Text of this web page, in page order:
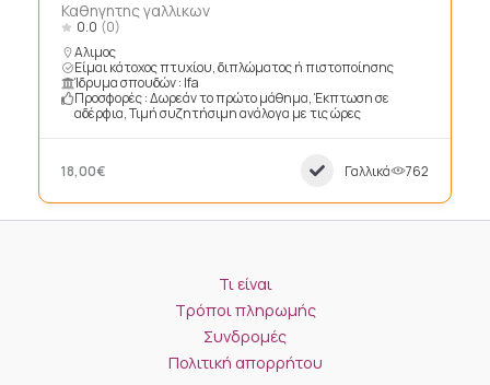
Καθηγητης γαλλικων
0.0 (0)
Αλιμος
Είμαι κάτοχος πτυχίου, διπλώματος ή πιστοποίησης
Ίδρυμα σπουδών : Ifa
Προσφορές : Δωρεάν το πρώτο μάθημα, Έκπτωση σε
αδέρφια, Τιμή συζητήσιμη ανάλογα με τις ώρες
18,00€ Γαλλικά 762
Τι είναι
Τρόποι πληρωμής
Συνδρομές
Πολιτική απορρήτου